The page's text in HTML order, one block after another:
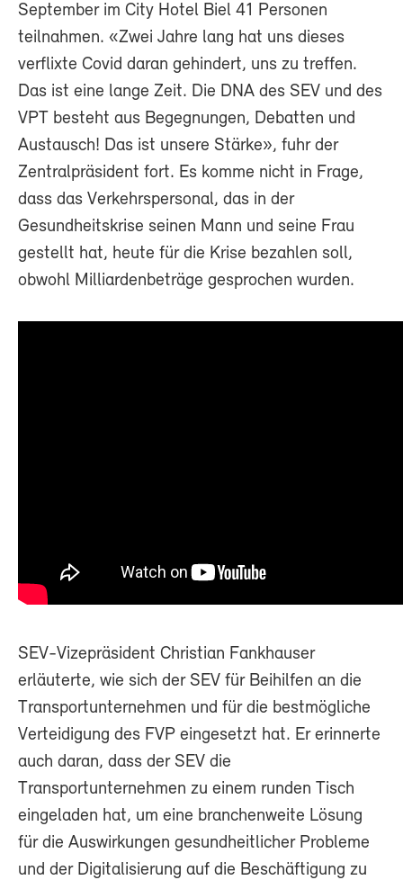
September im City Hotel Biel 41 Personen
teilnahmen. «Zwei Jahre lang hat uns dieses
verflixte Covid daran gehindert, uns zu treffen.
Das ist eine lange Zeit. Die DNA des SEV und des
VPT besteht aus Begegnungen, Debatten und
Austausch! Das ist unsere Stärke», fuhr der
Zentralpräsident fort. Es komme nicht in Frage,
dass das Verkehrspersonal, das in der
Gesundheitskrise seinen Mann und seine Frau
gestellt hat, heute für die Krise bezahlen soll,
obwohl Milliardenbeträge gesprochen wurden.
SEV-Vizepräsident Christian Fankhauser
erläuterte, wie sich der SEV für Beihilfen an die
Transportunternehmen und für die bestmögliche
Verteidigung des FVP eingesetzt hat. Er erinnerte
auch daran, dass der SEV die
Transportunternehmen zu einem runden Tisch
eingeladen hat, um eine branchenweite Lösung
für die Auswirkungen gesundheitlicher Probleme
und der Digitalisierung auf die Beschäftigung zu